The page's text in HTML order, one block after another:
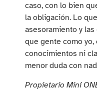
caso, con lo bien
la obligación. Lo
asesoramiento y
que gente como
conocimientos ni
menor duda con
Propietario Mini